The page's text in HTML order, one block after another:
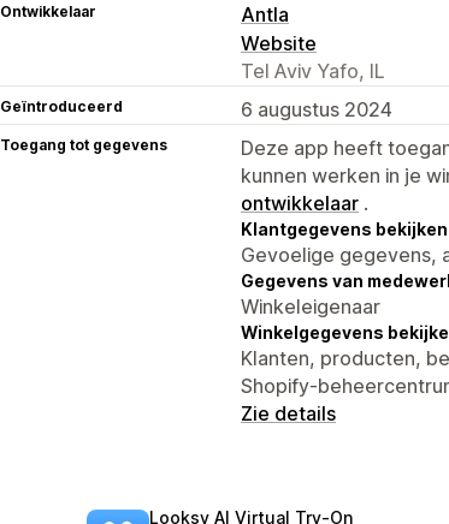
Ontwikkelaar
Antla
Website
Tel Aviv Yafo, IL
Geïntroduceerd 6 augustus 2024
Toegang tot gegevens
Deze app heeft
kunnen werken in je
ontwikkelaar .
Klantgegevens
Gevoelige gegevens,
Gegevens van
Winkeleigenaar
Winkelgegevens
Klanten, producten,
Shopify-
Zie details
Looksy AI Virtual Try‑On